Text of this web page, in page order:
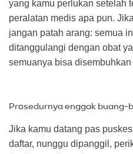
yang kamu perlukan setelah
peralatan medis apa pun.
jangan patah arang: semua
ditanggulangi dengan obat
semuanya bisa
Prosedurnya enggak buang-
Jika kamu datang pas
daftar, nunggu dipanggil,